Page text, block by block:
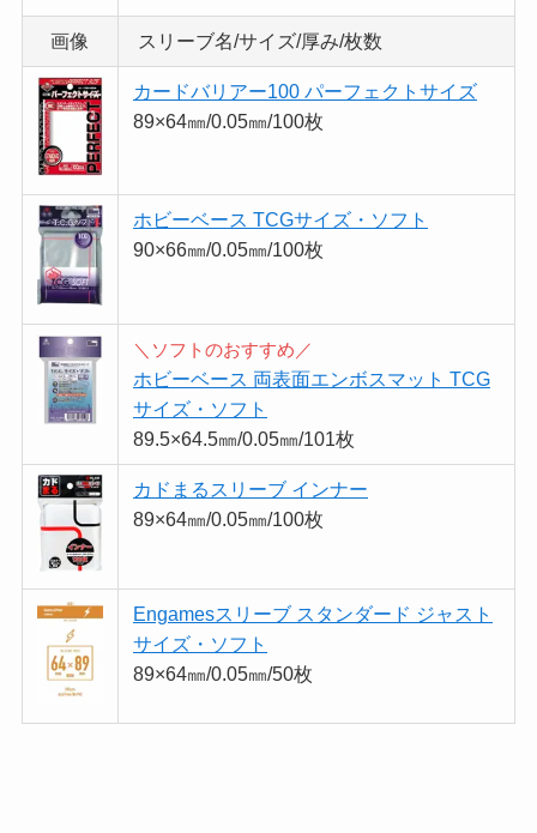
画像 スリーブ名/サイズ/厚み/枚数
カードバリアー100 パーフェクトサイズ
89×64㎜/0.05㎜/100枚
ホビーベース TCGサイズ・ソフト
90×66㎜/0.05㎜/100枚
＼ソフトのおすすめ／
ホビーベース 両表面エンボスマット TCG
サイズ・ソフト
89.5×64.5㎜/0.05㎜/101枚
カドまるスリーブ インナー
89×64㎜/0.05㎜/100枚
Engamesスリーブ スタンダード ジャスト
サイズ・ソフト
89×64㎜/0.05㎜/50枚